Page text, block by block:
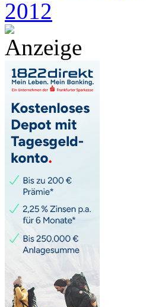
2012
Anzeige